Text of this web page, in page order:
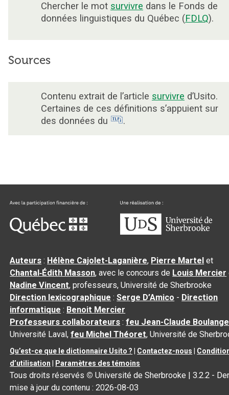
Chercher le mot survivre dans le Fonds de
données linguistiques du Québec (FDLQ).
Sources
Contenu extrait de l’article survivre d’Usito.
Certaines de ces définitions s’appuient sur
des données du
.
Auteurs : Hélène Cajolet-Laganière, Pierre Martel et
Chantal‑Édith Masson, avec le concours de Louis Mercier
Nadine Vincent, professeurs, Université de Sherbrooke
Direction lexicographique :Serge D’Amico - Direction
informatique : Benoit Mercier
Professeurs collaborateurs :feu Jean-Claude
Université Laval,feu Michel Théoret, Université de
Qu’est-ce que le dictionnaire Usito ? Contactez-nous
d’utilisation
Paramètres des témoins
Tous droits réservés © Université de Sherbrooke |3.2.2 -
mise à jour du contenu :2026-08-03